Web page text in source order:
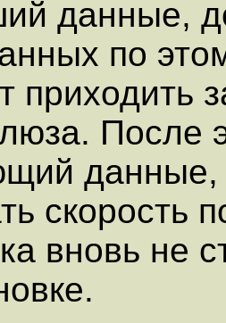
данные,
по
приходить
После
данные,
скорость
вновь не